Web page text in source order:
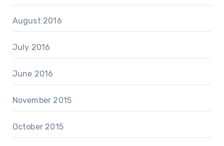
August 2016
July 2016
June 2016
November 2015
October 2015